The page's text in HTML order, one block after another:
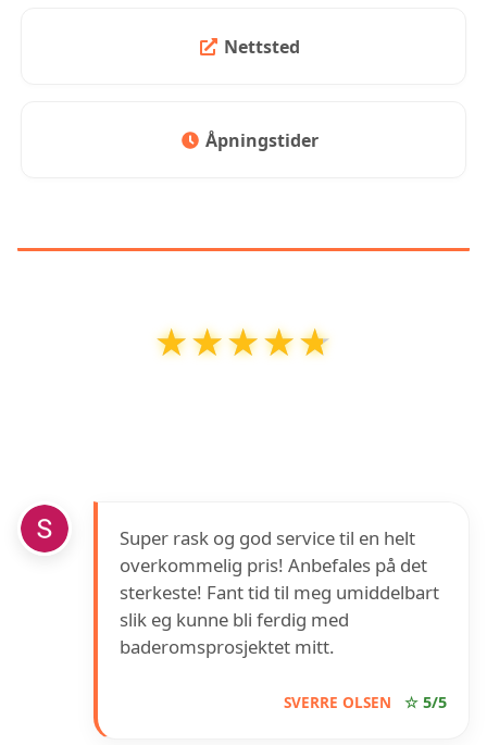
Nettsted
Åpningstider
★★★★★
★★★★★
Super rask og god service til en helt
overkommelig pris! Anbefales på det
sterkeste! Fant tid til meg umiddelbart
slik eg kunne bli ferdig med
baderomsprosjektet mitt.
SVERRE OLSEN ☆ 5/5